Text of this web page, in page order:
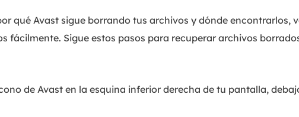
qué Avast sigue borrando tus archivos y dónde encontrarlos,
fácilmente. Sigue estos pasos para recuperar archivos
de Avast en la esquina inferior derecha de tu pantalla,